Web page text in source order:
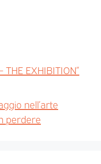
THE EXHIBITION”
nell’arte
perdere